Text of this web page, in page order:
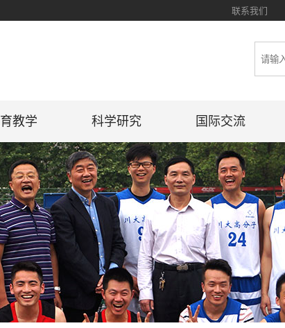
联系我们
教学 科学研究 国际交流